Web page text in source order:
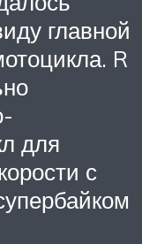
главной
R
для
с